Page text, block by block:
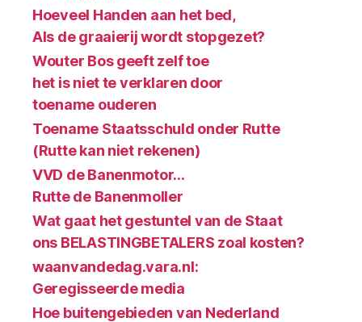
Hoeveel Handen aan het bed,
Als de graaierij wordt stopgezet?
Wouter Bos geeft zelf toe
het is niet te verklaren door
toename ouderen
Toename Staatsschuld onder Rutte
(Rutte kan niet rekenen)
VVD de Banenmotor…
Rutte de Banenmoller
Wat gaat het gestuntel van de Staat
ons BELASTINGBETALERS zoal kosten?
waanvandedag.vara.nl:
Geregisseerde media
Hoe buitengebieden van Nederland